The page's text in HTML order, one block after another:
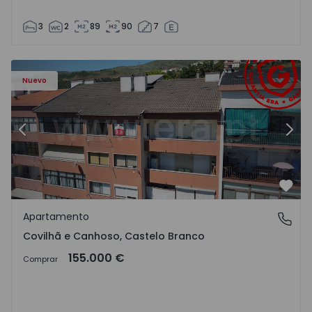
3 2 89 90 7
Nuevo
- 18
Apartamento T2 Covilhã, Covilhã e Canhoso - 1497806 -
Anterior
Covilhã e Canhoso, Castelo Branco
Apartamento
Covilhã e Canhoso, Castelo Branco
Comprar 155.000 €